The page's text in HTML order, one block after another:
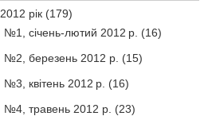
2012 рік (179)
№1, січень-лютий 2012 р. (16)
№2, березень 2012 р. (15)
№3, квітень 2012 р. (16)
№4, травень 2012 р. (23)